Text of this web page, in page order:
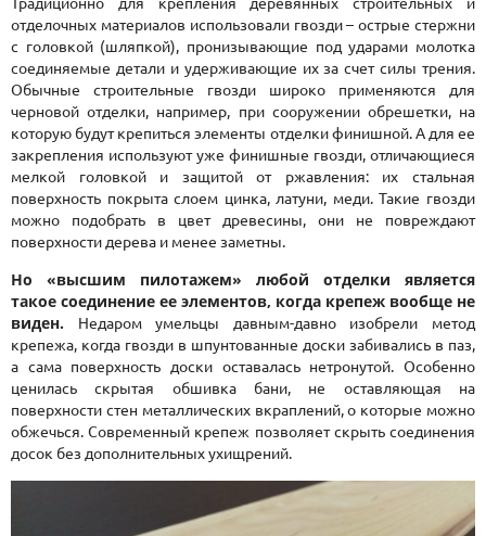
отделочных материалов использовали гвозди – острые стержни
с головкой (шляпкой), пронизывающие под ударами молотка
соединяемые детали и удерживающие их за счет силы трения.
Обычные строительные гвозди широко применяются для
черновой отделки, например, при сооружении обрешетки, на
которую будут крепиться элементы отделки финишной. А для ее
закрепления используют уже финишные гвозди, отличающиеся
мелкой головкой и защитой от ржавления: их стальная
поверхность покрыта слоем цинка, латуни, меди. Такие гвозди
можно подобрать в цвет древесины, они не повреждают
поверхности дерева и менее заметны.
Но «высшим пилотажем» любой отделки является
такое соединение ее элементов, когда крепеж вообще не
виден. Недаром умельцы давным-давно изобрели метод
крепежа, когда гвозди в шпунтованные доски забивались в паз,
а сама поверхность доски оставалась нетронутой. Особенно
ценилась скрытая обшивка бани, не оставляющая на
поверхности стен металлических вкраплений, о которые можно
обжечься. Современный крепеж позволяет скрыть соединения
досок без дополнительных ухищрений.